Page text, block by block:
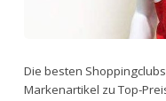
Die besten
Markenartikel zu Top-